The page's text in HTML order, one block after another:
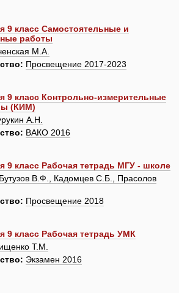
9 класс Самостоятельные и
работы
М.А.
Просвещение 2017-2023
9 класс Контрольно-измерительные
(КИМ)
А.Н.
ВАКО 2016
9 класс Рабочая тетрадь МГУ - школе
Бутузов В.Ф., Кадомцев С.Б., Прасолов
Просвещение 2018
9 класс Рабочая тетрадь УМК
Т.М.
Экзамен 2016